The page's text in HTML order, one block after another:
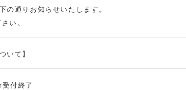
の通りお知らせいたします。
い。
いて】
付終了